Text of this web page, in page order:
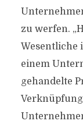
zu werfen.
Wesentliche
einem
gehandelte